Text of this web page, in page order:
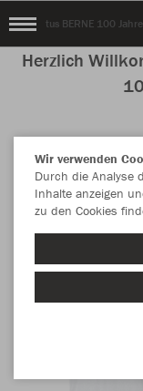
tus BERNE 100
Herzlich
Nachhaltig
Wir verwenden
Durch die Analyse
Inhalte anzeigen
zu den Cookies